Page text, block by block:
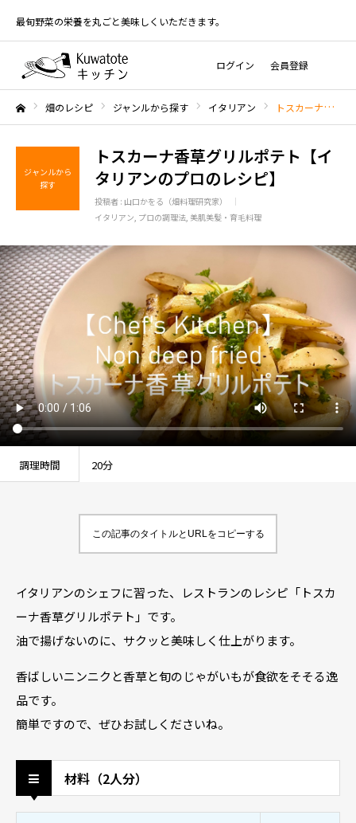
最旬野菜の栄養を丸ごと美味しくいただきます。
ログイン 会員登録
畑のレシピ ジャンルから探す イタリアン トスカーナ香草グリルポテト【イタリアンのプロのレシピ】
ジャンルから
探す
トスカーナ香草グリルポテト【イ
タリアンのプロのレシピ】
投稿者 : 山口かをる（畑料理研究家）
イタリアン プロの調理法 美肌美髪・育毛料理
調理時間 20分
この記事のタイトルとURLをコピーする
イタリアンのシェフに習った、レストランのレシピ「トスカ
ーナ香草グリルポテト」です。
油で揚げないのに、サクッと美味しく仕上がります。
香ばしいニンニクと香草と旬のじゃがいもが食欲をそそる逸
品です。
簡単ですので、ぜひお試しくださいね。
材料（2人分）